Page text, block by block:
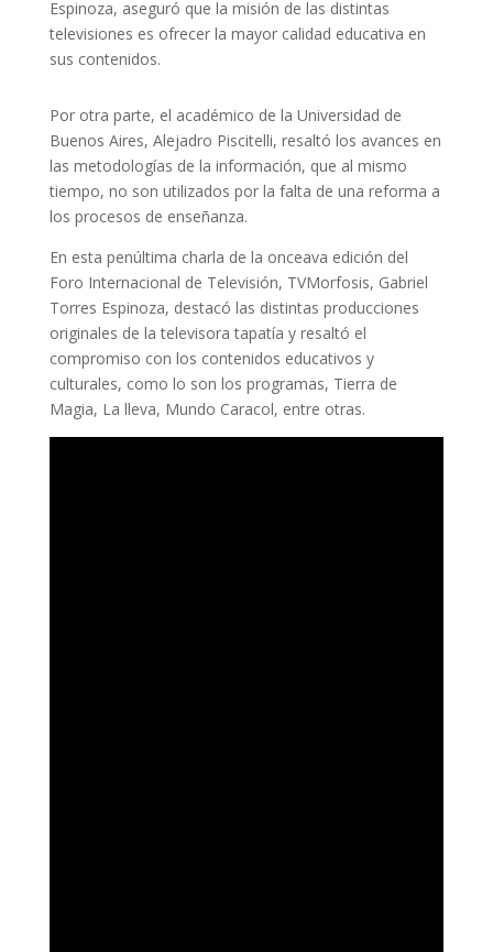
Espinoza, aseguró que la misión de las distintas
televisiones es ofrecer la mayor calidad educativa en
sus contenidos.
Por otra parte, el académico de la Universidad de
Buenos Aires, Alejadro Piscitelli, resaltó los avances en
las metodologías de la información, que al mismo
tiempo, no son utilizados por la falta de una reforma a
los procesos de enseñanza.
En esta penúltima charla de la onceava edición del
Foro Internacional de Televisión, TVMorfosis, Gabriel
Torres Espinoza, destacó las distintas producciones
originales de la televisora tapatía y resaltó el
compromiso con los contenidos educativos y
culturales, como lo son los programas, Tierra de
Magia, La lleva, Mundo Caracol, entre otras.